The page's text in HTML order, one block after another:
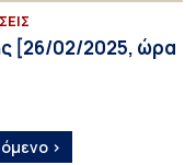
[26/02/2025, ώρα
›